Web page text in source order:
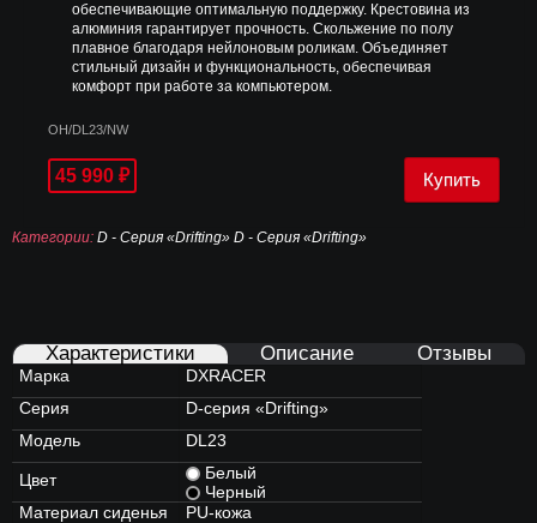
обеспечивающие оптимальную поддержку. Крестовина из
алюминия гарантирует прочность. Скольжение по полу
плавное благодаря нейлоновым роликам. Объединяет
стильный дизайн и функциональность, обеспечивая
комфорт при работе за компьютером.
OH/DL23/NW
45 990 ₽
Категории: D - Серия «Drifting» D - Серия «Drifting»
Характеристики Описание Отзывы
Марка
DXRACER
Серия
D-серия «Drifting»
Модель
DL23
Цвет
Белый
Черный
Материал сиденья
PU-кожа